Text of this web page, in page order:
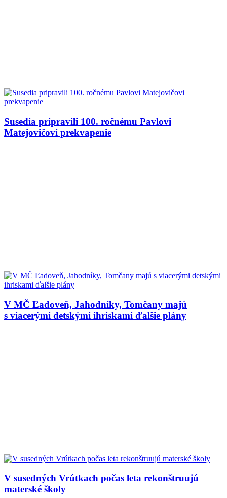
Susedia pripravili 100. ročnému Pavlovi
Matejovičovi prekvapenie
V MČ Ľadoveň, Jahodníky, Tomčany majú
s viacerými detskými ihriskami ďalšie plány
V susedných Vrútkach počas leta rekonštruujú
materské školy